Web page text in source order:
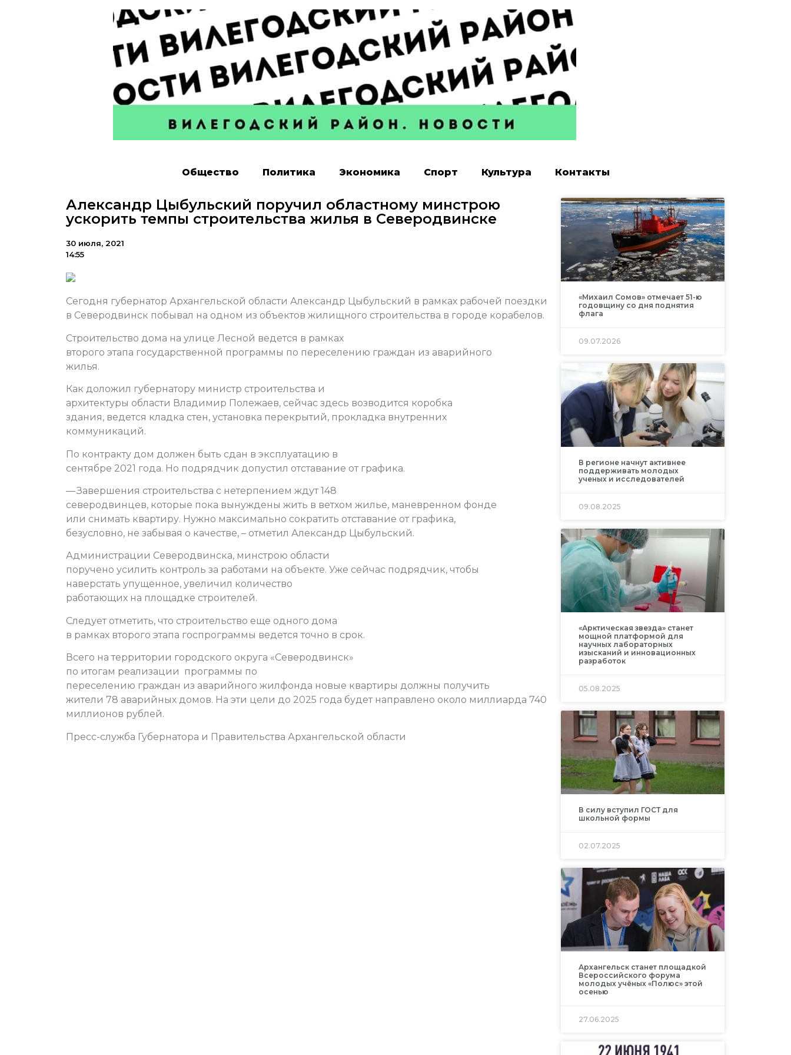
Общество Политика Экономика Спорт Культура Контакты
Александр Цыбульский поручил областному минстрою
ускорить темпы строительства жилья в Северодвинске
30 июля, 2021
14:55
Сегодня губернатор Архангельской области Александр Цыбульский в рамках рабочей поездки
в Северодвинск побывал на одном из объектов жилищного строительства в городе корабелов.
Строительство дома на улице Лесной ведется в рамках
второго этапа государственной программы по переселению граждан из аварийного
жилья.
Как доложил губернатору министр строительства и
архитектуры области Владимир Полежаев, сейчас здесь возводится коробка
здания, ведется кладка стен, установка перекрытий, прокладка внутренних
коммуникаций.
По контракту дом должен быть сдан в эксплуатацию в
сентябре 2021 года. Но подрядчик допустил отставание от графика.
— Завершения строительства с нетерпением ждут 148
северодвинцев, которые пока вынуждены жить в ветхом жилье, маневренном фонде
или снимать квартиру. Нужно максимально сократить отставание от графика,
безусловно, не забывая о качестве, – отметил Александр Цыбульский.
Администрации Северодвинска, минстрою области
поручено усилить контроль за работами на объекте. Уже сейчас подрядчик, чтобы
наверстать упущенное, увеличил количество
работающих на площадке строителей.
Следует отметить, что строительство еще одного дома
в рамках второго этапа госпрограммы ведется точно в срок.
Всего на территории городского округа «Северодвинск»
по итогам реализации программы по
переселению граждан из аварийного жилфонда новые квартиры должны получить
жители 78 аварийных домов. На эти цели до 2025 года будет направлено около миллиарда 740
миллионов рублей.
Пресс-служба Губернатора и Правительства Архангельской области
«Михаил Сомов» отмечает 51-ю
годовщину со дня поднятия
флага
09.07.2026
В регионе начнут активнее
поддерживать молодых
ученых и исследователей
09.08.2025
«Арктическая звезда» станет
мощной платформой для
научных лабораторных
изысканий и инновационных
разработок
05.08.2025
В силу вступил ГОСТ для
школьной формы
02.07.2025
Архангельск станет площадкой
Всероссийского форума
молодых учёных «Полюс» этой
осенью
27.06.2025